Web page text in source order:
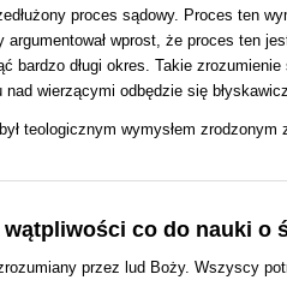
proces sądowy. Proces ten
wprost, że proces ten
bardzo długi okres. Takie
wierzącymi odbędzie się
teologicznym wymysłem
co do nauki o
przez lud Boży. Wszyscy